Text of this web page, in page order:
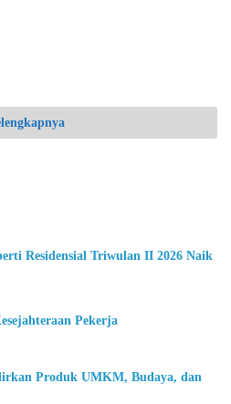
Residensial Triwulan II 2026 Naik
Pekerja
Produk UMKM, Budaya, dan